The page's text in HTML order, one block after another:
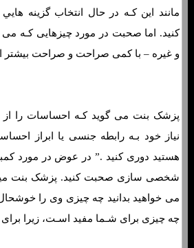
مانند این کـه در حال انتخاب گزینه
کنید. اما صحبت در مورد چیزهایی کـه
و غیره – با کمی صراحت و صراحت بیشتر
پزشک بنت می گوید کـه احساسات را از
نیاز خود بـه رابطه جنسی یا ابراز
هستید دوری کنید .” در عوض در مورد
شخصی سازی صحبت کنید. پزشک بنت
می خواهید بدانید چه چیزی وی را خوشحال
چه چیزی برای شـما مفید اسـت، زیرا